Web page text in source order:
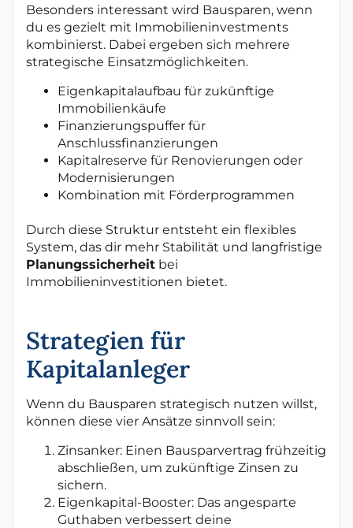
Besonders interessant wird Bausparen, wenn
du es gezielt mit Immobilieninvestments
kombinierst. Dabei ergeben sich mehrere
strategische Einsatzmöglichkeiten.
Eigenkapitalaufbau für zukünftige
Immobilienkäufe
Finanzierungspuffer für
Anschlussfinanzierungen
Kapitalreserve für Renovierungen oder
Modernisierungen
Kombination mit Förderprogrammen
Durch diese Struktur entsteht ein flexibles
System, das dir mehr Stabilität und langfristige
Planungssicherheit bei
Immobilieninvestitionen bietet.
Strategien für
Kapitalanleger
Wenn du Bausparen strategisch nutzen willst,
können diese vier Ansätze sinnvoll sein:
Zinsanker: Einen Bausparvertrag frühzeitig
abschließen, um zukünftige Zinsen zu
sichern.
Eigenkapital-Booster: Das angesparte
Guthaben verbessert deine